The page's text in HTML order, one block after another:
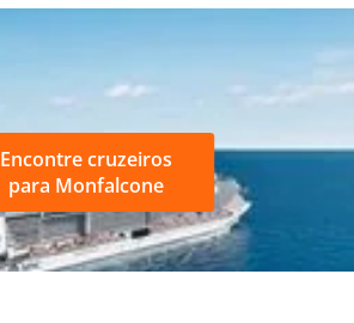
Encontre cruzeiros
para Monfalcone